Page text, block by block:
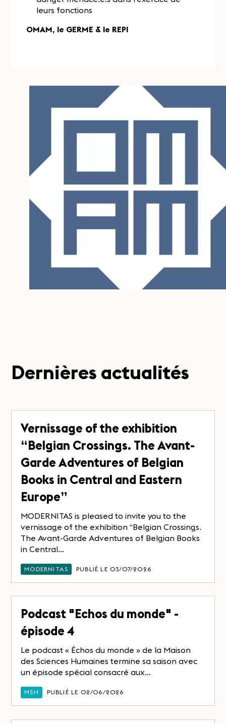
leurs fonctions
OMAM, le GERME & le REPI
Dernières actualités
Vernissage of the exhibition
“Belgian Crossings. The Avant-
Garde Adventures of Belgian
Books in Central and Eastern
Europe”
MODERNITAS is pleased to invite you to the
vernissage of the exhibition “Belgian Crossings.
The Avant-Garde Adventures of Belgian Books
in Central...
MODERNITAS PUBLIÉ LE 03/07/2026
Podcast "Echos du monde" -
épisode 4
Le podcast « Échos du monde » de la Maison
des Sciences Humaines termine sa saison avec
un épisode spécial consacré aux...
MSH PUBLIÉ LE 02/06/2026